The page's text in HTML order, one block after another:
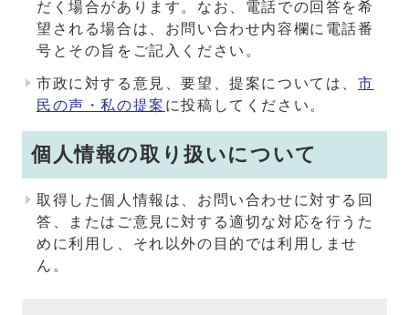
だく場合があります。なお、電話での回答を希
望される場合は、お問い合わせ内容欄に電話番
号とその旨をご記入ください。
市政に対する意見、要望、提案については、 市
民の声・私の提案 に投稿してください。
個人情報の取り扱いについて
取得した個人情報は、お問い合わせに対する回
答、またはご意見に対する適切な対応を行うた
めに利用し、それ以外の目的では利用しませ
ん。